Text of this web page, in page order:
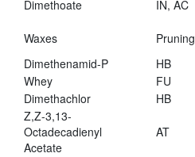
Dimethoate
IN, AC
Waxes Pruning
Dimethenamid-P
HB
Whey
FU
Dimethachlor
HB
Z,Z-3,13-
Octadecadienyl
Acetate
AT